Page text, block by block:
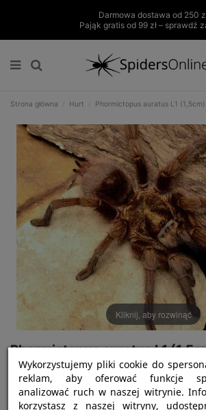
Darmowa dostawa od 250
Pająk gratis od 99 zł – sprawdź
Strona główna Hurt Phormictopus auratus L1
Kliknij, aby rozwinąć
Phormictopus auratus L1
300,00 zł
Brutto
Wykorzystujemy pliki cookie do
reklam, aby oferować funkcje
analizować ruch w naszej witrynie.
korzystasz z naszej witryny,